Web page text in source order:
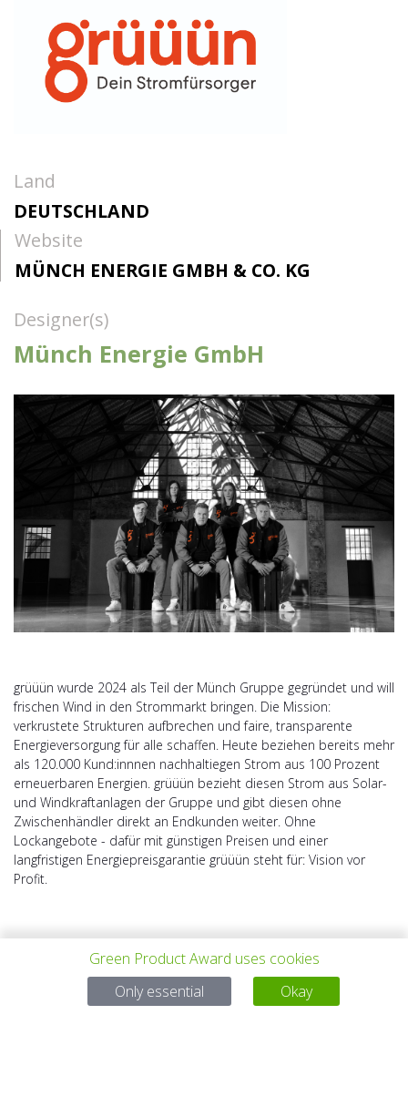
Land
DEUTSCHLAND
Website
MÜNCH ENERGIE GMBH & CO. KG
Designer(s)
Münch Energie GmbH
grüüün wurde 2024 als Teil der Münch Gruppe gegründet und will
frischen Wind in den Strommarkt bringen. Die Mission:
verkrustete Strukturen aufbrechen und faire, transparente
Energieversorgung für alle schaffen. Heute beziehen bereits mehr
als 120.000 Kund:innnen nachhaltiegen Strom aus 100 Prozent
erneuerbaren Energien. grüüün bezieht diesen Strom aus Solar-
und Windkraftanlagen der Gruppe und gibt diesen ohne
Zwischenhändler direkt an Endkunden weiter. Ohne
Lockangebote - dafür mit günstigen Preisen und einer
langfristigen Energiepreisgarantie grüüün steht für: Vision vor
Profit.
VORHERIGES ALLE PROJEKTE NÄCHSTES
Green Product Award uses cookies
Only essential
Okay